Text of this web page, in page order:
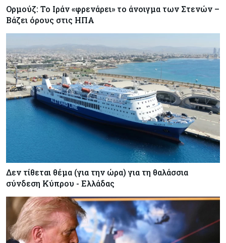
Ορμούζ: Το Ιράν «φρενάρει» το άνοιγμα των Στενών –
Βάζει όρους στις ΗΠΑ
Δεν τίθεται θέμα (για την ώρα) για τη θαλάσσια
σύνδεση Κύπρου - Ελλάδας